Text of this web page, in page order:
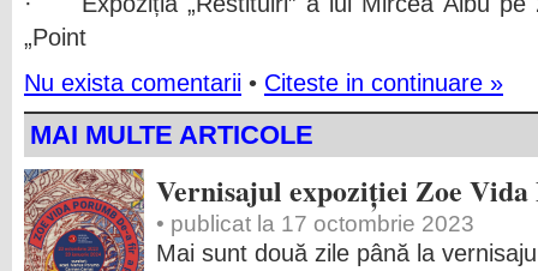
„Point
Nu exista comentarii • Citeste in continuare »
MAI MULTE ARTICOLE
Vernisajul expoziției Zoe
• publicat la 17 octombrie 2023
Mai sunt două zile până la